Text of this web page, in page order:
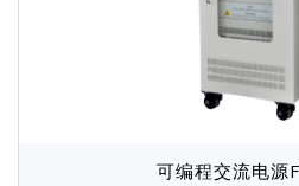
可编程交流电源